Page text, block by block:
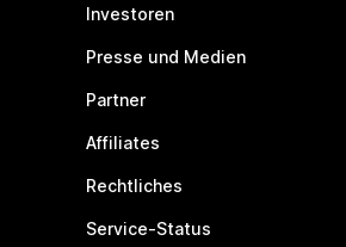
Investoren
Presse und Medien
Partner
Affiliates
Rechtliches
Service-Status